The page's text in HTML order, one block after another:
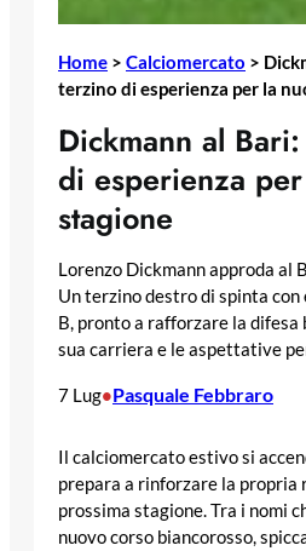
Home > Calciomercato >
terzino di esperienza per la
Dickmann al
di esperienza
stagione
Lorenzo Dickmann approda al
Un terzino destro di spinta con
B, pronto a rafforzare la difesa
sua carriera e le aspettative
7 Lug•Pasquale Febbraro
Il calciomercato estivo si
prepara a rinforzare la propria
prossima stagione. Tra i nomi
nuovo corso biancorosso,